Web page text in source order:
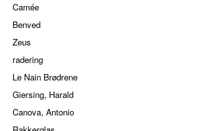
Camée
Benved
Zeus
radering
Le Nain Brødrene
Giersing, Harald
Canova, Antonio